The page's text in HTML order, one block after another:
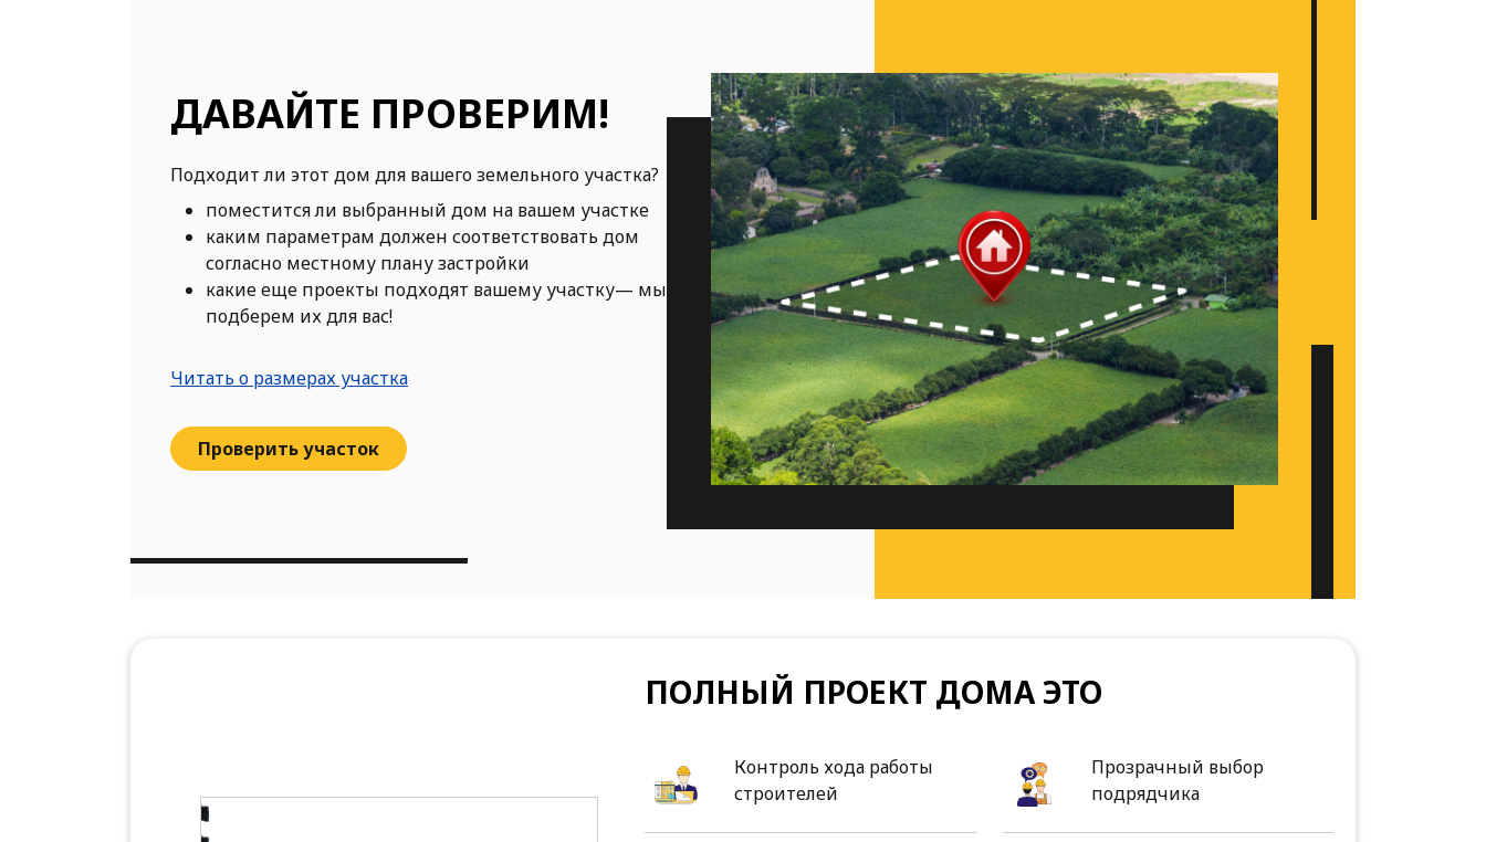
ДАВАЙТЕ ПРОВЕРИМ!
Подходит ли этот дом для вашего земельного участка?
поместится ли выбранный дом на вашем участке
каким параметрам должен соответствовать дом
согласно местному плану застройки
какие еще проекты подходят вашему участку— мы
подберем их для вас!
Читать о размерах участка
Проверить участок
ПОЛНЫЙ ПРОЕКТ ДОМА ЭТО
Контроль хода работы
строителей
Прозрачный выбор
подрядчика